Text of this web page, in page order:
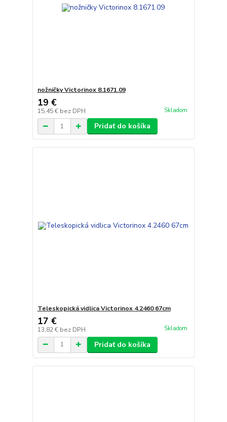
nožničky Victorinox 8.1671.09
19 €
15,45 € bez DPH Skladom
Pridať do košíka
Teleskopická vidlica Victorinox 4.2460 67cm
17 €
13,82 € bez DPH Skladom
Pridať do košíka